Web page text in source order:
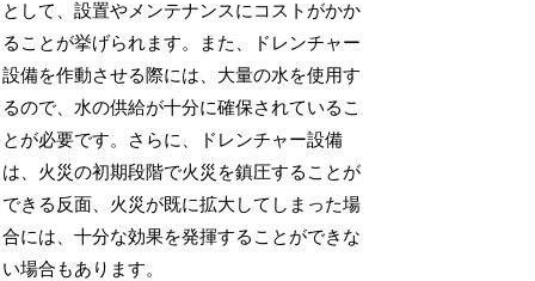
として、設置やメンテナンスにコストがかか
ることが挙げられます。また、ドレンチャー
設備を作動させる際には、大量の水を使用す
るので、水の供給が十分に確保されているこ
とが必要です。さらに、ドレンチャー設備
は、火災の初期段階で火災を鎮圧することが
できる反面、火災が既に拡大してしまった場
合には、十分な効果を発揮することができな
い場合もあります。